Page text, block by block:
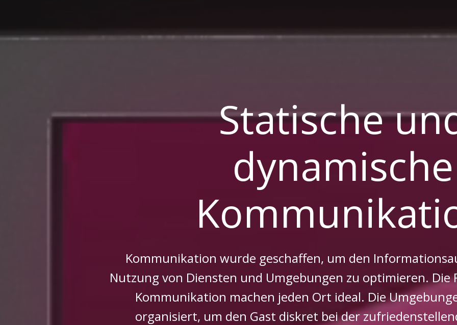
Statische
dynamische
Kommunikation wurde geschaffen, um den
Nutzung von Diensten und Umgebungen zu optimieren. Die
Kommunikation machen jeden Ort ideal. Die
organisiert, um den Gast diskret bei der